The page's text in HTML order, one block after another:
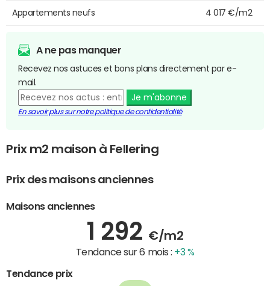
Appartements neufs 4 017 €/m2
A ne pas manquer
Recevez nos astuces et bons plans directement par e-
mail.
Je m'abonne
En savoir plus sur notre politique de confidentialité
Prix m2 maison à Fellering
Prix des maisons anciennes
Maisons anciennes
1 292 €/m2
Tendance sur 6 mois : +3 %
Tendance prix